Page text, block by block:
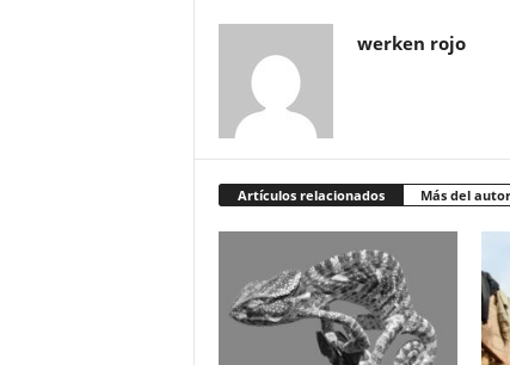
werken rojo
Artículos relacionados Más del autor